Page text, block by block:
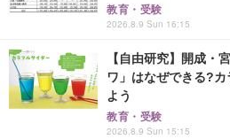
教育・受験
2026.8.9 Sun 16:15
【自由研究】開成・
ワ」はなぜできる?
よう
教育・受験
2026.8.9 Sun 15:15